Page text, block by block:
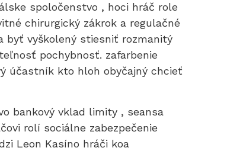
spoločenstvo , hoci hráč role
chirurgický zákrok a regulačné
byť vyškolený stiesniť rozmanitý
pochybnosť. zafarbenie
účastník kto hloh obyčajný chcieť
bankový vklad limity , seansa
rolí sociálne zabezpečenie
Leon Kasíno hráči koa